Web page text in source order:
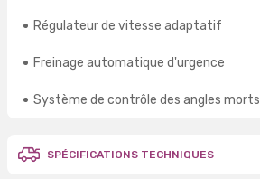
Régulateur de vitesse adaptatif
Freinage automatique d'urgence
Système de contrôle des angles morts
SPÉCIFICATIONS TECHNIQUES